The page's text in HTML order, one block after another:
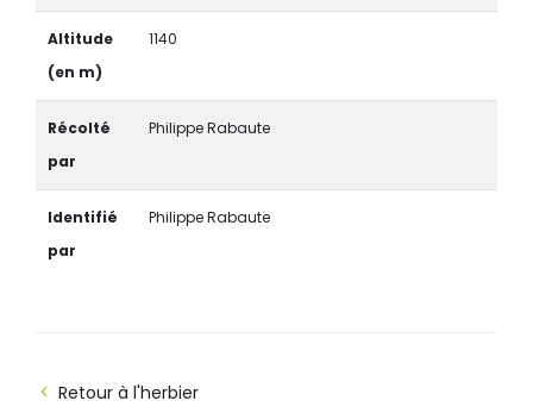
Altitude
(en m)
1140
Récolté
par
Philippe Rabaute
Identifié
par
Philippe Rabaute
Retour à l'herbier